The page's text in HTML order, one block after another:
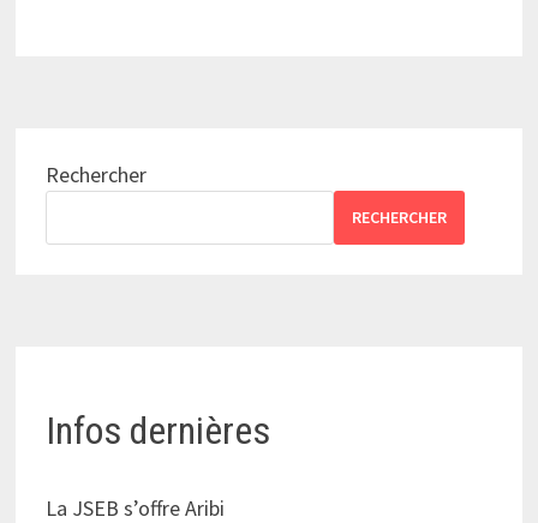
Rechercher
RECHERCHER
Infos dernières
La JSEB s’offre Aribi